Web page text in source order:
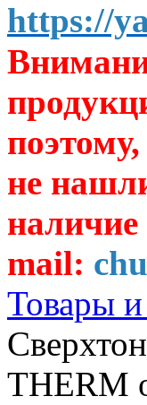
https://
не
mail:
Товары
THERM